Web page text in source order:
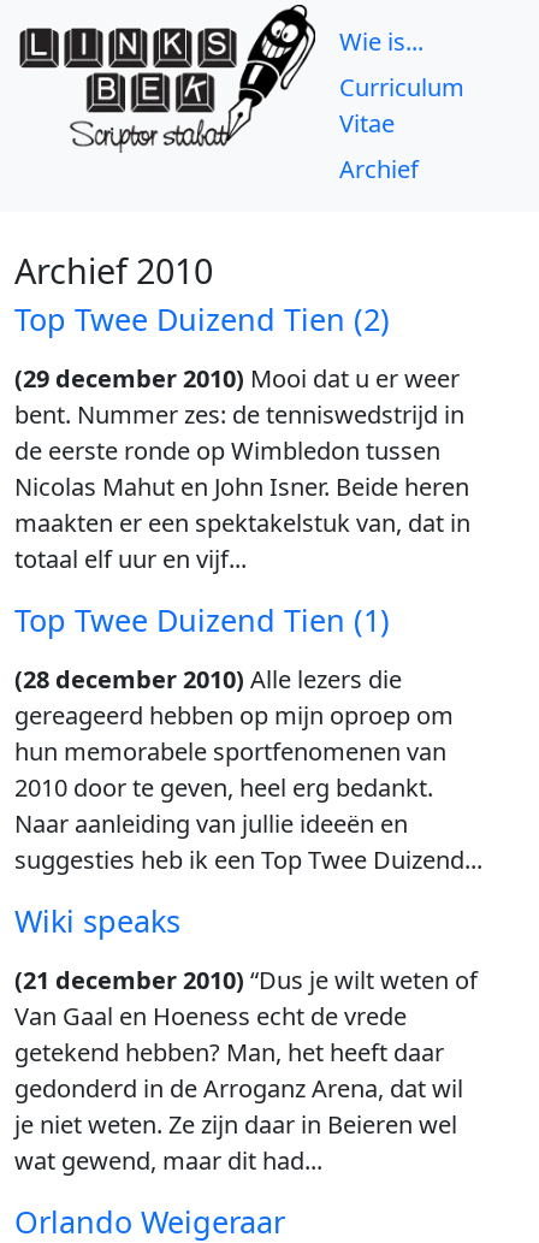
Wie is...
Curriculum
Vitae
Archief
Archief 2010
Top Twee Duizend Tien (2)
(29 december 2010) Mooi dat u er weer
bent. Nummer zes: de tenniswedstrijd in
de eerste ronde op Wimbledon tussen
Nicolas Mahut en John Isner. Beide heren
maakten er een spektakelstuk van, dat in
totaal elf uur en vijf...
Top Twee Duizend Tien (1)
(28 december 2010) Alle lezers die
gereageerd hebben op mijn oproep om
hun memorabele sportfenomenen van
2010 door te geven, heel erg bedankt.
Naar aanleiding van jullie ideeën en
suggesties heb ik een Top Twee Duizend...
Wiki speaks
(21 december 2010) “Dus je wilt weten of
Van Gaal en Hoeness echt de vrede
getekend hebben? Man, het heeft daar
gedonderd in de Arroganz Arena, dat wil
je niet weten. Ze zijn daar in Beieren wel
wat gewend, maar dit had...
Orlando Weigeraar